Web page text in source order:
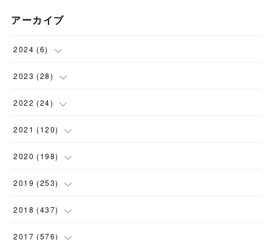
アーカイブ
2024 (6)
(1)
(1 )
(1)
(1 )
2023 (28)
(2)
(1)
(1)
(2)
2022 (24)
(5)
(2)
(2)
(1)
2021 (120)
(12)
(3)
(1)
(9)
2020 (198)
(12)
(11)
(12)
2019 (253)
(14)
(27)
2018 (437)
(23)
2017 (576)